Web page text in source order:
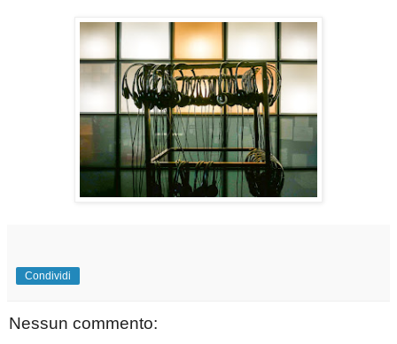
Condividi
Nessun commento: